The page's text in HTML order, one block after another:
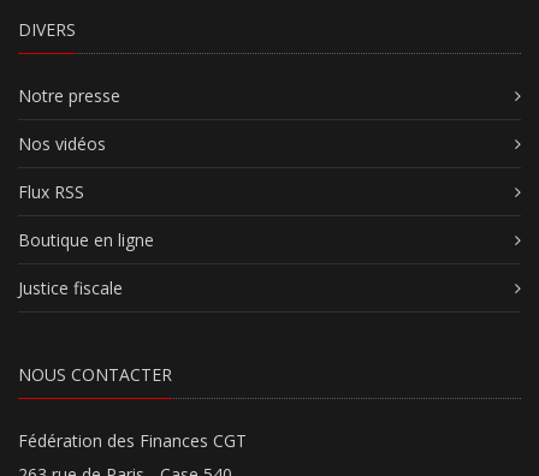
DIVERS
Notre presse
Nos vidéos
Flux RSS
Boutique en ligne
Justice fiscale
NOUS CONTACTER
Fédération des Finances CGT